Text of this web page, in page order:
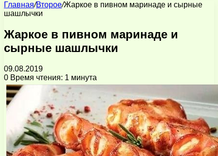
Главная/Второе/Жаркое в пивном маринаде и сырные
шашлычки
Жаркое в пивном маринаде и
сырные шашлычки
09.08.2019
0 Время чтения: 1 минута